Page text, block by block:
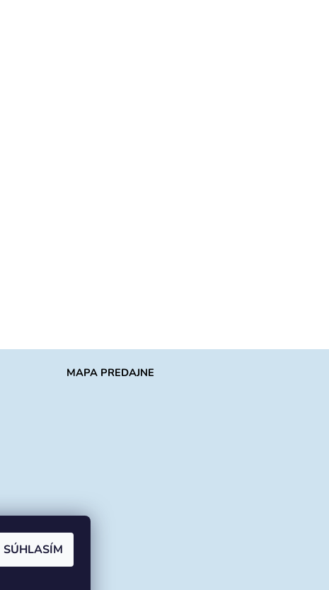
MAPA PREDAJNE
SÚHLASÍM